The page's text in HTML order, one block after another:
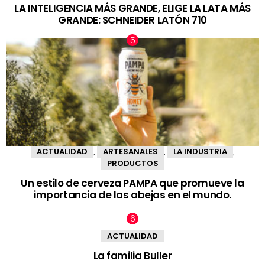
LA INTELIGENCIA MÁS GRANDE, ELIGE LA LATA MÁS
GRANDE: SCHNEIDER LATÓN 710
ACTUALIDAD ARTESANALES LA INDUSTRIA
PRODUCTOS
Un estilo de cerveza PAMPA que promueve la
importancia de las abejas en el mundo.
ACTUALIDAD
La familia Buller